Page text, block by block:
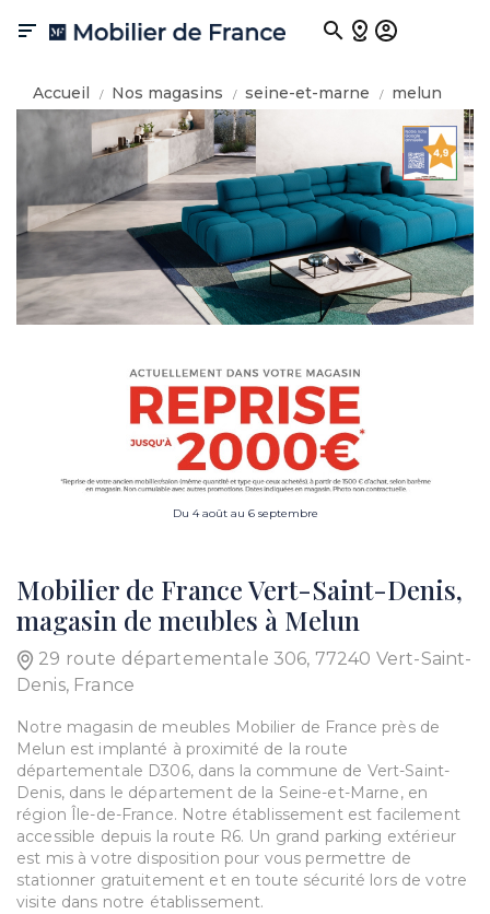

Accueil Nos magasins seine-et-marne melun
Du 4 août au 6 septembre
Mobilier de France Vert-Saint-Denis,
magasin de meubles à Melun
29 route départementale 306, 77240 Vert-Saint-
Denis, France
Notre magasin de meubles Mobilier de France près de
Melun est implanté à proximité de la route
départementale D306, dans la commune de Vert-Saint-
Denis, dans le département de la Seine-et-Marne, en
région Île-de-France. Notre établissement est facilement
accessible depuis la route R6. Un grand parking extérieur
est mis à votre disposition pour vous permettre de
stationner gratuitement et en toute sécurité lors de votre
visite dans notre établissement.